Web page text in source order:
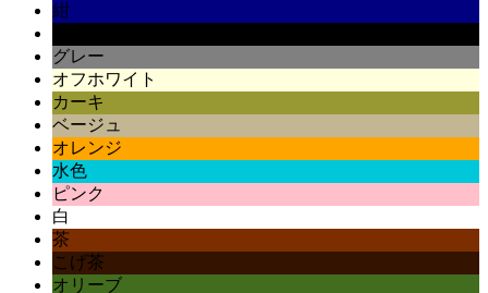
紺
グレー
オフホワイト
カーキ
ベージュ
オレンジ
水色
ピンク
白
茶
こげ茶
オリーブ